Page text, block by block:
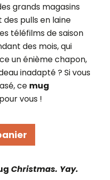
grands magasins
pulls en laine
téléfilms de saison
des mois, qui
un énième chapon,
inadapté ? Si vous
ce mug
vous !
Christmas. Yay.